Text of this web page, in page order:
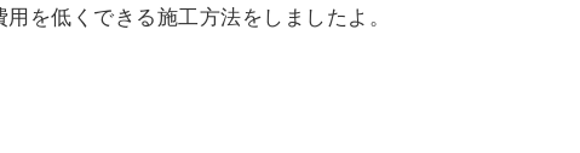
を低くできる施工方法をしましたよ。